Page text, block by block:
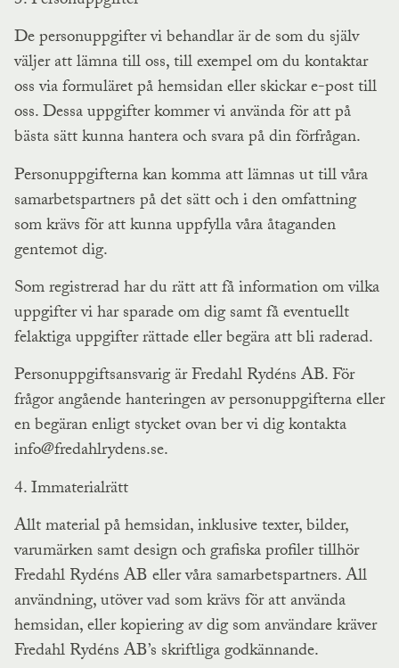
De personuppgifter vi behandlar är de som du själv
väljer att lämna till oss, till exempel om du kontaktar
oss via formuläret på hemsidan eller skickar e-post till
oss. Dessa uppgifter kommer vi använda för att på
bästa sätt kunna hantera och svara på din förfrågan.
Personuppgifterna kan komma att lämnas ut till våra
samarbetspartners på det sätt och i den omfattning
som krävs för att kunna uppfylla våra åtaganden
gentemot dig.
Som registrerad har du rätt att få information om vilka
uppgifter vi har sparade om dig samt få eventuellt
felaktiga uppgifter rättade eller begära att bli raderad.
Personuppgiftsansvarig är Fredahl Rydéns AB. För
frågor angående hanteringen av personuppgifterna eller
en begäran enligt stycket ovan ber vi dig kontakta
info@fredahlrydens.se.
4. Immaterialrätt
Allt material på hemsidan, inklusive texter, bilder,
varumärken samt design och grafiska profiler tillhör
Fredahl Rydéns AB eller våra samarbetspartners. All
användning, utöver vad som krävs för att använda
hemsidan, eller kopiering av dig som användare kräver
Fredahl Rydéns AB’s skriftliga godkännande.